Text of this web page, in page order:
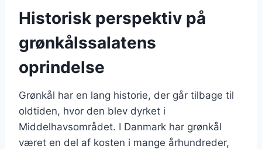
Historisk perspektiv på
grønkålssalatens
oprindelse
Grønkål har en lang historie, der går tilbage til
oldtiden, hvor den blev dyrket i
Middelhavsområdet. I Danmark har grønkål
været en del af kosten i mange århundreder,